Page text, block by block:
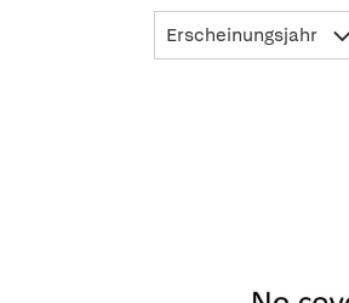
Erscheinungsjahr